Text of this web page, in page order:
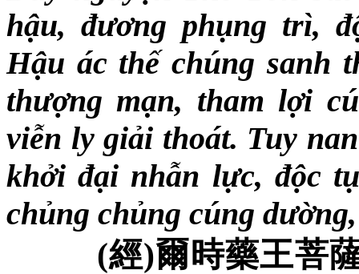
hậu, đương phụng trì,
Hậu ác thế chúng sanh
thượng mạn, tham lợi
viễn ly giải thoát. Tuy
khởi đại nhẫn lực, độc
chủng chủng cúng
(經)爾時藥王菩